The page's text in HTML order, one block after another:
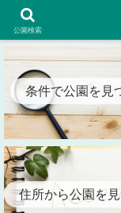
札幌市内の全公
条件で公園を見
住所から公園を
公園検索